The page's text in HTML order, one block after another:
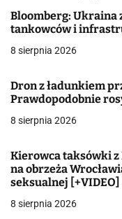
a
c
a
w
i
s
Bloomberg: Ukraina
tankowców i
8 sierpnia 2026
Dron z ładunkiem
Prawdopodobnie
8 sierpnia 2026
Kierowca taksówki z
na obrzeża
seksualnej [+VIDEO]
8 sierpnia 2026